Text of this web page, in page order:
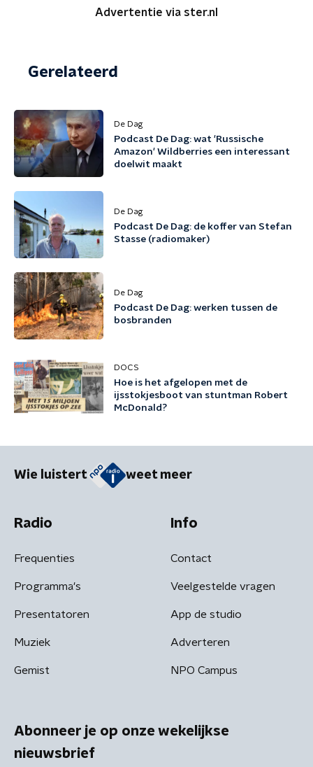
Advertentie via ster.nl
Gerelateerd
De Dag
Podcast De Dag: wat 'Russische
Amazon' Wildberries een interessant
doelwit maakt
De Dag
Podcast De Dag: de koffer van Stefan
Stasse (radiomaker)
De Dag
Podcast De Dag: werken tussen de
bosbranden
DOCS
Hoe is het afgelopen met de
ijsstokjesboot van stuntman Robert
McDonald?
Wie luistert weet meer
Radio
Frequenties
Programma's
Presentatoren
Muziek
Gemist
Info
Contact
Veelgestelde vragen
App de studio
Adverteren
NPO Campus
Abonneer je op onze wekelijkse
nieuwsbrief